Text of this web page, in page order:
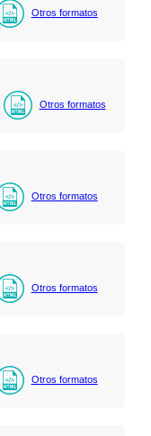
Otros formatos
Otros formatos
Otros formatos
Otros formatos
Otros formatos